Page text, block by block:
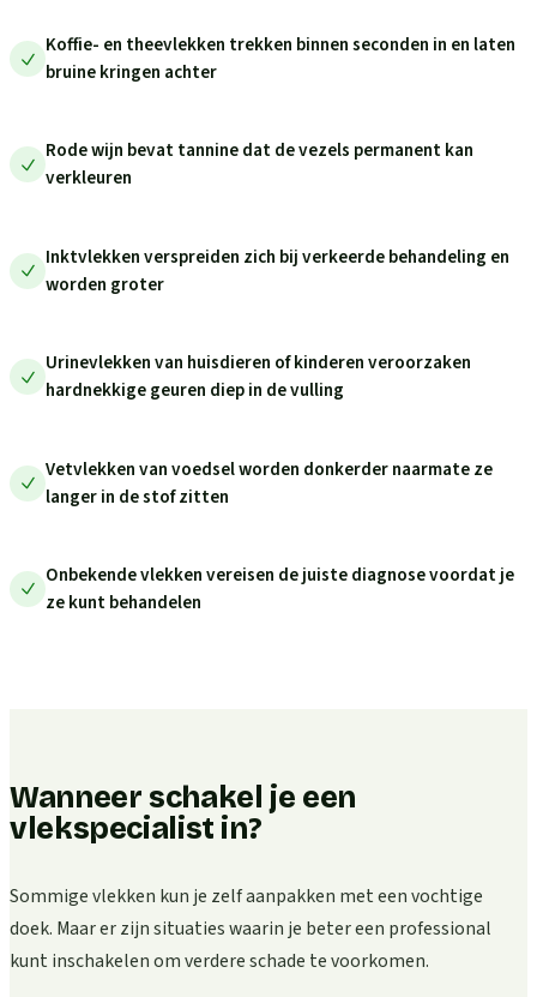
Koffie- en theevlekken trekken binnen seconden in en laten
bruine kringen achter
Rode wijn bevat tannine dat de vezels permanent kan
verkleuren
Inktvlekken verspreiden zich bij verkeerde behandeling en
worden groter
Urinevlekken van huisdieren of kinderen veroorzaken
hardnekkige geuren diep in de vulling
Vetvlekken van voedsel worden donkerder naarmate ze
langer in de stof zitten
Onbekende vlekken vereisen de juiste diagnose voordat je
ze kunt behandelen
Wanneer schakel je een
vlekspecialist in?
Sommige vlekken kun je zelf aanpakken met een vochtige
doek. Maar er zijn situaties waarin je beter een professional
kunt inschakelen om verdere schade te voorkomen.